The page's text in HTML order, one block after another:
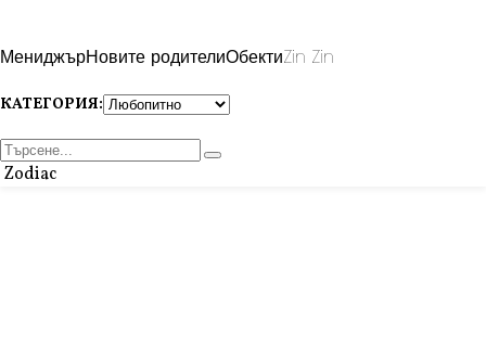
МениджърНовите родителиОбектиZin Zin
КАТЕГОРИЯ:
Zodiac